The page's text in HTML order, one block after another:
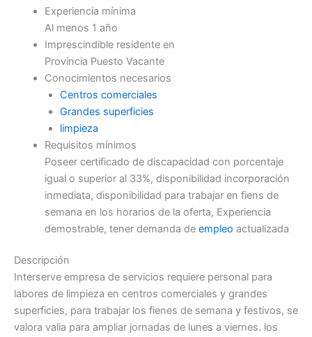
Experiencia mínima
Al menos 1 año
Imprescindible residente en
Provincia Puesto Vacante
Conocimientos necesarios
Centros comerciales
Grandes superficies
limpieza
Requisitos mínimos
Poseer certificado de discapacidad con porcentaje
igual o superior al 33%, disponibilidad incorporación
inmediata, disponibilidad para trabajar en fiens de
semana en los horarios de la oferta, Experiencia
demostrable, tener demanda de empleo actualizada
Descripción
Interserve empresa de servicios requiere personal para
labores de limpieza en centros comerciales y grandes
superficies, para trabajar los fienes de semana y festivos, se
valora valia para ampliar jornadas de lunes a viernes. los